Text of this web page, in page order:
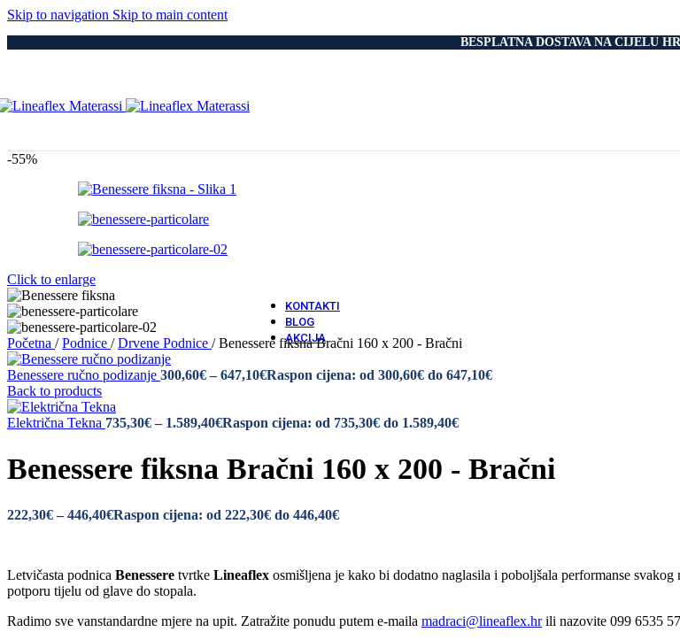
Skip to navigation Skip to main content
BESPLATNA DOSTAVA NA CIJELU
Drvene Podnice
Metalni Okvir
KONTAKTI
BLOG
AKCIJA
-55%
Click to enlarge
Početna / Podnice / Drvene Podnice / Benessere fiksna Bračni 160 x 200 - Bračni
Benessere ručno podizanje 300,60€ – 647,10€Raspon cijena: od 300,60€ do 647,10€
Back to products
Električna Tekna 735,30€ – 1.589,40€Raspon cijena: od 735,30€ do 1.589,40€
Benessere fiksna Bračni 160 x 200 - Bračni
222,30€ – 446,40€Raspon cijena: od 222,30€ do 446,40€
Letvičasta podnica Benessere tvrtke Lineaflex osmišljena je kako bi dodatno naglasila i poboljšala performanse
potporu tijelu od glave do stopala.
Radimo sve vanstandardne mjere na upit. Zatražite ponudu putem e-maila madraci@lineaflex.hrili nazovite 099 6535